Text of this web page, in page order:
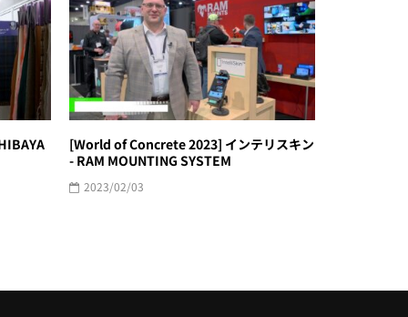
[World of Concrete 2023] インテリスキン
- RAM MOUNTING SYSTEM
2023/02/03